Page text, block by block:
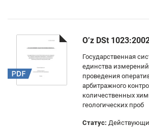
O’z DSt
Государственная
единства
проведения
арбитражного
количественных
геологических проб
Статус: